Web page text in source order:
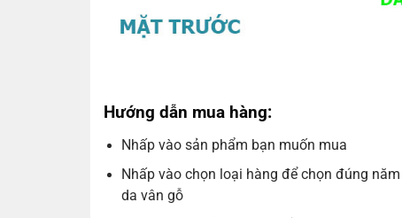
Hướng dẫn mua hàng:
Nhấp vào sản phẩm bạn muốn mua
Nhấp vào chọn loại hàng để chọn đúng
da vân gỗ